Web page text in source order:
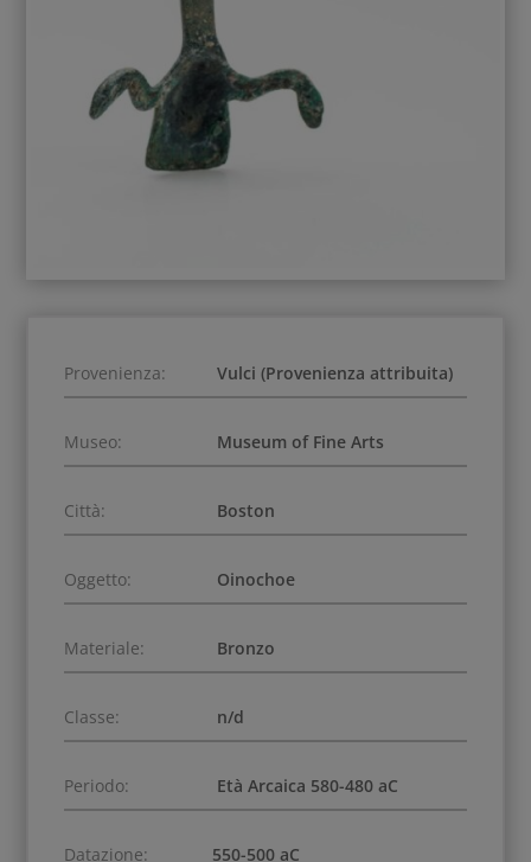
Provenienza: Vulci (Provenienza attribuita)
Museo: Museum of Fine Arts
Città: Boston
Oggetto: Oinochoe
Materiale: Bronzo
Classe: n/d
Periodo: Età Arcaica 580-480 aC
Datazione: 550-500 aC